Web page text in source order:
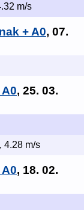
m/s
+ A0, 07.
, 25. 03.
4.28 m/s
, 18. 02.